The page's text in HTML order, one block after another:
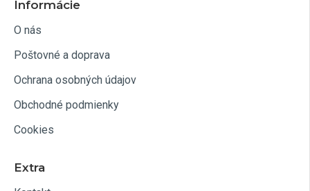
Informácie
O nás
Poštovné a doprava
Ochrana osobných údajov
Obchodné podmienky
Cookies
Extra